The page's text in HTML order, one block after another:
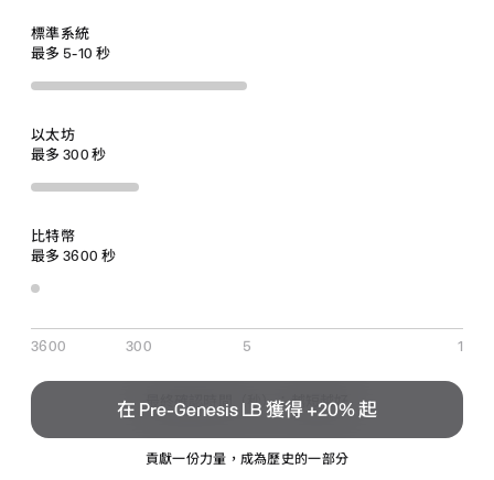
在 Pre‑Genesis LB 獲得 +20% 起
貢獻一份力量，成為歷史的一部分
標準系統
最多 5-10 秒
以太坊
最多 300 秒
比特幣
最多 3600 秒
3600 300 5 1
最終確認時間（秒）：越短越好